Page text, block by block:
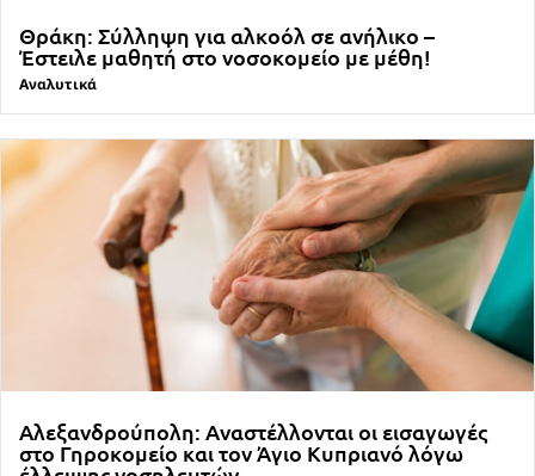
Θράκη: Σύλληψη για αλκοόλ σε ανήλικο –
Έστειλε μαθητή στο νοσοκομείο με μέθη!
Αναλυτικά
Αλεξανδρούπολη: Αναστέλλονται οι εισαγωγές
στο Γηροκομείο και τον Άγιο Κυπριανό λόγω